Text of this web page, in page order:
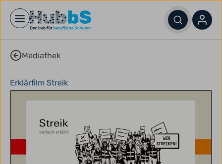
Open main menu
Mediathek
Erklärfilm Streik